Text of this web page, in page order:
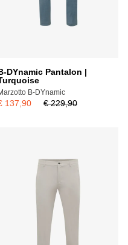
DYnamic Pantalon |
B-DYnamic
137,90 € 229,90